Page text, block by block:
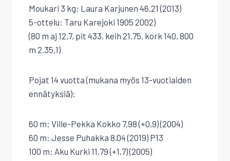
Moukari 3 kg: Laura Karjunen 46.21 (2013)
5-ottelu: Taru Karejoki 1905 2002)
(80 m aj 12,7, pit 433, keih 21.75, kork 140, 800
m 2.35,1)
Pojat 14 vuotta (mukana myös 13-vuotiaiden
ennätyksiä):
60 m: Ville-Pekka Kokko 7,98 (+0,9) (2004)
60 m: Jesse Puhakka 8,04 (2019) P13
100 m: Aku Kurki 11,79 (+1,7) (2005)